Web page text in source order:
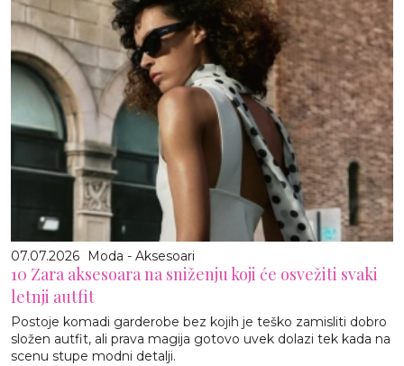
07.07.2026 Moda - Aksesoari
10 Zara aksesoara na sniženju koji će osvežiti svaki
letnji autfit
Postoje komadi garderobe bez kojih je teško zamisliti dobro
složen autfit, ali prava magija gotovo uvek dolazi tek kada na
scenu stupe modni detalji.